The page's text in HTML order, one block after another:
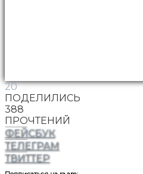
20
ПОДЕЛИЛИСЬ
388
ПРОЧТЕНИЙ
ФЕЙСБУК
ТЕЛЕГРАМ
ТВИТТЕР